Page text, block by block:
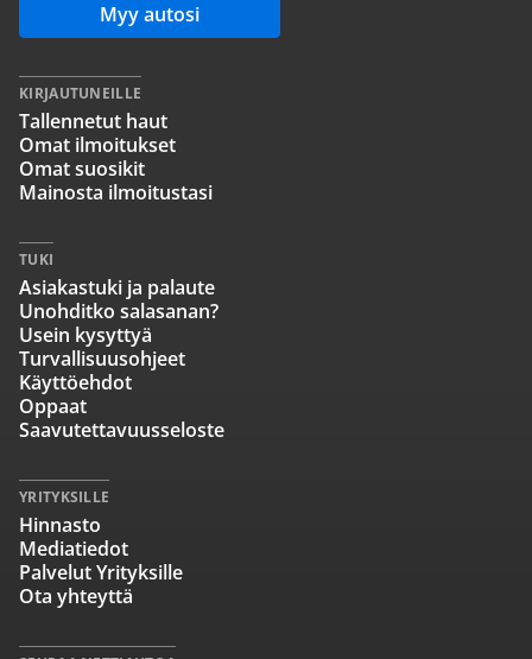
Myy autosi
KIRJAUTUNEILLE
Tallennetut haut
Omat ilmoitukset
Omat suosikit
Mainosta ilmoitustasi
TUKI
Asiakastuki ja palaute
Unohditko salasanan?
Usein kysyttyä
Turvallisuusohjeet
Käyttöehdot
Oppaat
Saavutettavuusseloste
YRITYKSILLE
Hinnasto
Mediatiedot
Palvelut Yrityksille
Ota yhteyttä